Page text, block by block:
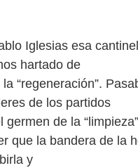
Iglesias esa
hartado de
“regeneración”.
de los partidos
germen de la
que la bandera de la
y